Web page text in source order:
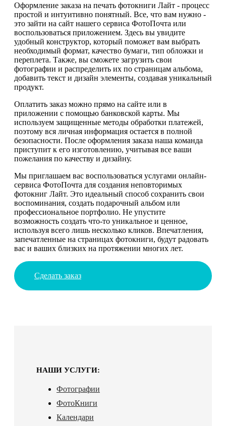
Оформление заказа на печать фотокниги Лайт - процесс
простой и интуитивно понятный. Все, что вам нужно -
это зайти на сайт нашего сервиса ФотоПочта или
воспользоваться приложением. Здесь вы увидите
удобный конструктор, который поможет вам выбрать
необходимый формат, качество бумаги, тип обложки и
переплета. Также, вы сможете загрузить свои
фотографии и распределить их по страницам альбома,
добавить текст и дизайн элементы, создавая уникальный
продукт.
Оплатить заказ можно прямо на сайте или в
приложении с помощью банковской карты. Мы
используем защищенные методы обработки платежей,
поэтому вся личная информация остается в полной
безопасности. После оформления заказа наша команда
приступит к его изготовлению, учитывая все ваши
пожелания по качеству и дизайну.
Мы приглашаем вас воспользоваться услугами онлайн-
сервиса ФотоПочта для создания неповторимых
фотокниг Лайт. Это идеальный способ сохранить свои
воспоминания, создать подарочный альбом или
профессиональное портфолио. Не упустите
возможность создать что-то уникальное и ценное,
используя всего лишь несколько кликов. Впечатления,
запечатленные на страницах фотокниги, будут радовать
вас и ваших близких на протяжении многих лет.
Сделать заказ
НАШИ УСЛУГИ:
Фотографии
ФотоКниги
Календари